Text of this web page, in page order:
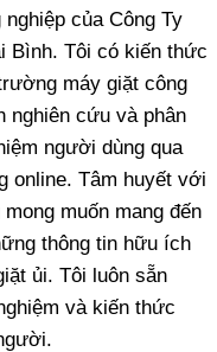
của Công Ty
Bình. Tôi có kiến thức
máy giặt công
nghiên cứu và phân
người dùng qua
online. Tâm huyết với
muốn mang đến
thông tin hữu ích
ủi. Tôi luôn sẵn
và kiến thức